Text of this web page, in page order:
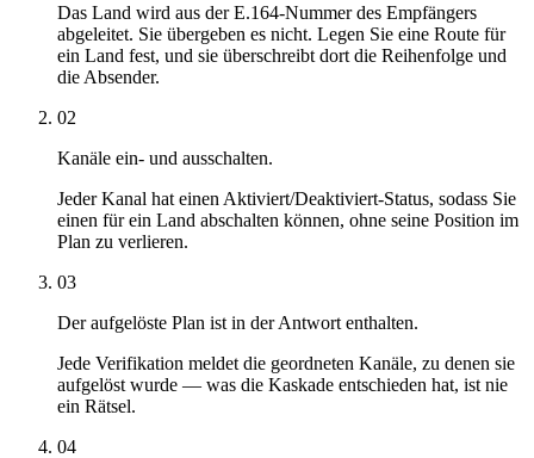
Das Land wird aus der E.164-Nummer des Empfängers
abgeleitet. Sie übergeben es nicht. Legen Sie eine Route für
ein Land fest, und sie überschreibt dort die Reihenfolge und
die Absender.
02
Kanäle ein- und ausschalten.
Jeder Kanal hat einen Aktiviert/Deaktiviert-Status, sodass Sie
einen für ein Land abschalten können, ohne seine Position im
Plan zu verlieren.
03
Der aufgelöste Plan ist in der Antwort enthalten.
Jede Verifikation meldet die geordneten Kanäle, zu denen sie
aufgelöst wurde — was die Kaskade entschieden hat, ist nie
ein Rätsel.
04